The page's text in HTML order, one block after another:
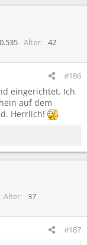
Alter
42
#186
eingerichtet. Ich
auf dem
Herrlich!
Alter
37
#187